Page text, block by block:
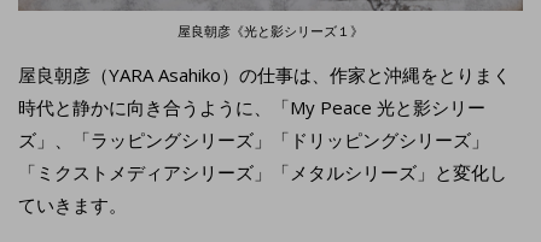
屋良朝彦《光と影シリーズ１》
屋良朝彦（YARA Asahiko）の仕事は、作家と沖縄をとりまく
時代と静かに向き合うように、「My Peace 光と影シリー
ズ」、「ラッピングシリーズ」「ドリッピングシリーズ」
「ミクストメディアシリーズ」「メタルシリーズ」と変化し
ていきます。